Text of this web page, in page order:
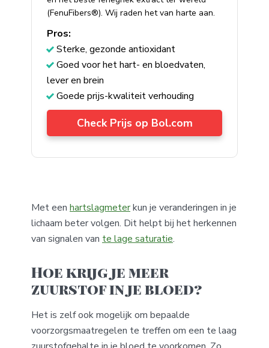
(FenuFibers®). Wij raden het van harte aan.
Pros:
Sterke, gezonde antioxidant
Goed voor het hart- en bloedvaten,
lever en brein
Goede prijs-kwaliteit verhouding
Check Prijs op Bol.com
Met een hartslagmeterkun je veranderingen in je
lichaam beter volgen. Dit helpt bij het herkennen
van signalen van te lage saturatie.
Hoe krijg je meer
zuurstof in je bloed?
Het is zelf ook mogelijk om bepaalde
voorzorgsmaatregelen te treffen om een te laag